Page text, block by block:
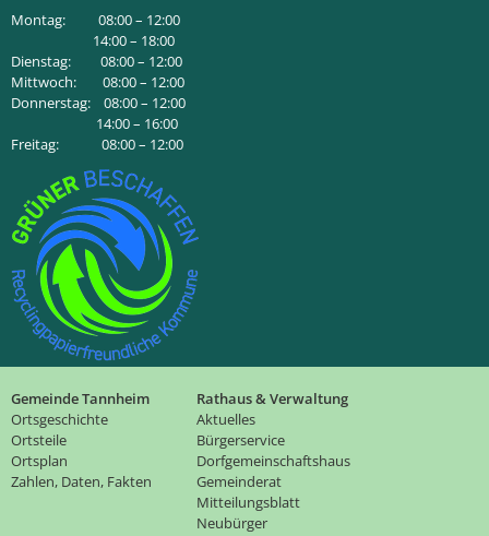
Montag: 08:00 – 12:00
14:00 – 18:00
Dienstag: 08:00 – 12:00
Mittwoch: 08:00 – 12:00
Donnerstag: 08:00 – 12:00
14:00 – 16:00
Freitag: 08:00 – 12:00
Gemeinde Tannheim
Ortsgeschichte
Ortsteile
Ortsplan
Zahlen, Daten, Fakten
Rathaus & Verwaltung
Aktuelles
Bürgerservice
Dorfgemeinschaftshaus
Gemeinderat
Mitteilungsblatt
Neubürger